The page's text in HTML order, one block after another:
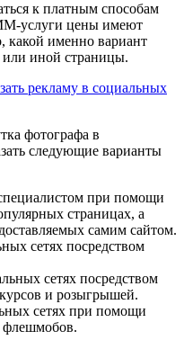
к платным способам
услуги цены имеют
какой именно вариант
иной страницы.
рекламу в социальных
фотографа в
следующие варианты
при помощи
страницах, а
самим сайтом.
сетях посредством
сетях посредством
и розыгрышей.
сетях при помощи